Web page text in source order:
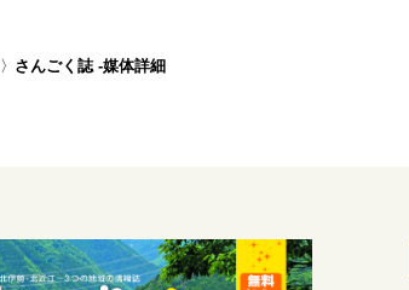
さんごく誌 -媒体詳細